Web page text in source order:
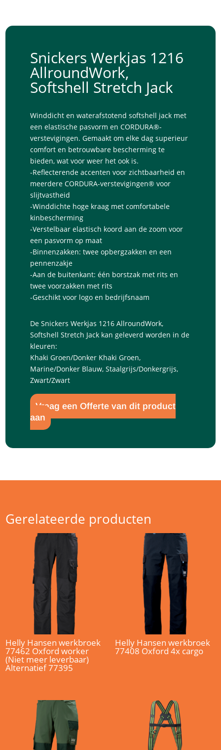
Snickers Werkjas 1216
AllroundWork,
Softshell Stretch Jack
Winddicht en waterafstotend softshell jack met
een elastische pasvorm en CORDURA®-
verstevigingen. Gemaakt om elke dag superieur
comfort en betrouwbare bescherming te
bieden, wat voor weer het ook is.
-Reflecterende accenten voor zichtbaarheid en
meerdere CORDURA-verstevigingen® voor
slijtvastheid
-Winddichte hoge kraag met comfortabele
kinbescherming
-Verstelbaar elastisch koord aan de zoom voor
een pasvorm op maat
-Binnenzakken: twee opbergzakken en een
pennenzakje
-Aan de buitenkant: één borstzak met rits en
twee voorzakken met rits
-Geschikt voor logo en bedrijfsnaam
De Snickers Werkjas 1216 AllroundWork,
Softshell Stretch Jack kan geleverd worden in de
kleuren:
Khaki Groen/Donker Khaki Groen,
Marine/Donker Blauw, Staalgrijs/Donkergrijs,
Zwart/Zwart
Vraag een Offerte van dit product
aan
Gerelateerde producten
Helly Hansen werkbroek
77462 Oxford worker
(Niet meer leverbaar)
Alternatief 77395
Helly Hansen werkbroek
77408 Oxford 4x cargo